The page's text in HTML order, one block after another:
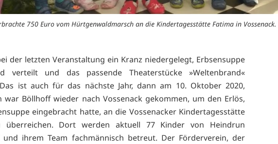
750 Euro vom Hürtgenwaldmarsch an die Kindertagesstätte Fatima in Vossenack.
der letzten Veranstaltung ein Kranz niedergelegt, Erbsensuppe
verteilt und das passende Theaterstücke »Weltenbrand«
ist auch für das nächste Jahr, dann am 10. Oktober 2020,
war Böllhoff wieder nach Vossenack gekommen, um den Erlös,
eingebracht hatte, an die Vossenacker Kindertagesstätte
überreichen. Dort werden aktuell 77 Kinder von Heindrun
und ihrem Team fachmännisch betreut. Der Förderverein, der